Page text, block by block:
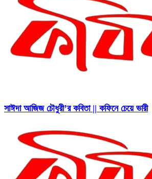
সাঈদা আজিজ চৌধুরী’র কবিতা || কফিনে চেয়ে ভারী